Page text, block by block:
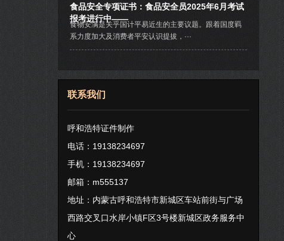
食品安全专项证书：食品安全员2025年6月考试
报考进行中——
食物安满是关乎国计平易近生的主要议题。跟着国度羁
系力度加大及消费者平安认识提拔，···
联系我们
呼和浩特证件制作
电话：19138234697
手机：19138234697
邮箱：m555137
地址：内蒙古呼和浩特市新城区车站前街与广场
西路交叉口水岸小镇F区3号楼新城区政务服务中
心